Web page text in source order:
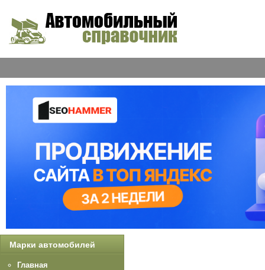
Марки автомобилей
Главная